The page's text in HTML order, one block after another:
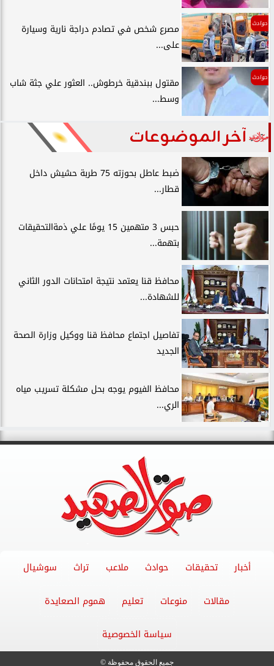
حوادث
مصرع شخص في تصادم دراجة نارية وسيارة
على...
حوادث
مقتول ببندقية خرطوش.. العثور علي جثة شاب
وسط...
آخر الموضوعات
ضبط عاطل بحوزته 75 طربة حشيش داخل
قطار...
حبس 3 متهمين 15 يومًا علي ذمةالتحقيقات
بتهمة...
محافظ قنا يعتمد نتيجة امتحانات الدور الثاني
للشهادة...
تفاصيل اجتماع محافظ قنا ووكيل وزارة الصحة
الجديد
محافظ الفيوم يوجه بحل مشكلة تسريب مياه
الري...
أخبار تحقيقات حوادث ملاعب تراث سوشيال
مقالات منوعات تعليم هموم الصعايدة
سياسة الخصوصية
جميع الحقوق محفوظة ©